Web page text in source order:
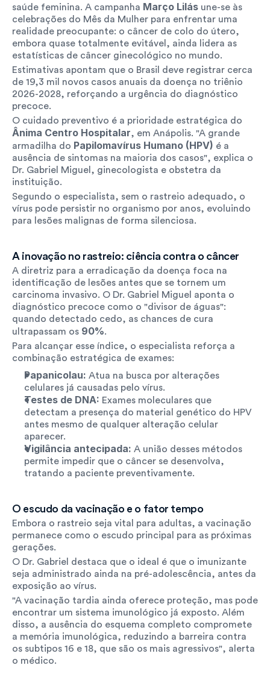
saúde feminina. A campanha Março Lilás une-se às
celebrações do Mês da Mulher para enfrentar uma
realidade preocupante: o câncer de colo do útero,
embora quase totalmente evitável, ainda lidera as
estatísticas de câncer ginecológico no mundo.
Estimativas apontam que o Brasil deve registrar cerca
de 19,3 mil novos casos anuais da doença no triênio
2026-2028, reforçando a urgência do diagnóstico
precoce.
Ânima Centro Hospitalar, em Anápolis. "A grande
armadilha do Papilomavírus Humano (HPV) é a
ausência de sintomas na maioria dos casos", explica o
Dr. Gabriel Miguel, ginecologista e obstetra da
instituição.
Segundo o especialista, sem o rastreio adequado, o
vírus pode persistir no organismo por anos, evoluindo
para lesões malignas de forma silenciosa.
A inovação no rastreio: ciência contra o câncer
A diretriz para a erradicação da doença foca na
identificação de lesões antes que se tornem um
carcinoma invasivo. O Dr. Gabriel Miguel aponta o
diagnóstico precoce como o "divisor de águas":
quando detectado cedo, as chances de cura
ultrapassam os 90%.
Para alcançar esse índice, o especialista reforça a
combinação estratégica de exames:
Papanicolau: Atua na busca por alterações
celulares já causadas pelo vírus.
Testes de DNA: Exames moleculares que
detectam a presença do material genético do HPV
antes mesmo de qualquer alteração celular
aparecer.
Vigilância antecipada: A união desses métodos
permite impedir que o câncer se desenvolva,
tratando a paciente preventivamente.
O escudo da vacinação e o fator tempo
Embora o rastreio seja vital para adultas, a vacinação
permanece como o escudo principal para as próximas
gerações.
O Dr. Gabriel destaca que o ideal é que o imunizante
seja administrado ainda na pré-adolescência, antes da
exposição ao vírus.
"A vacinação tardia ainda oferece proteção, mas pode
encontrar um sistema imunológico já exposto. Além
disso, a ausência do esquema completo compromete
a memória imunológica, reduzindo a barreira contra
os subtipos 16 e 18, que são os mais agressivos", alerta
o médico.